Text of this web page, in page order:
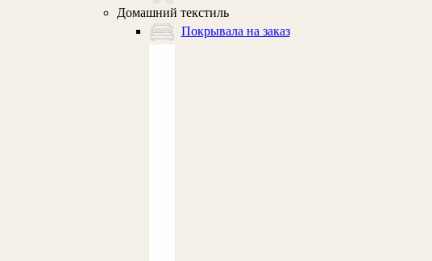
Домашний текстиль
Покрывала на заказ